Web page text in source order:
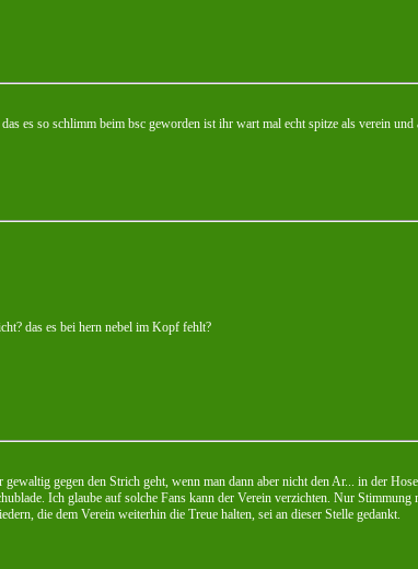
es so schlimm beim bsc geworden ist ihr wart mal echt spitze als verein und
das es bei hern nebel im Kopf fehlt?
gegen den Strich geht, wenn man dann aber nicht den Ar... in der
Ich glaube auf solche Fans kann der Verein verzichten. Nur Stimmung
die dem Verein weiterhin die Treue halten, sei an dieser Stelle gedankt.